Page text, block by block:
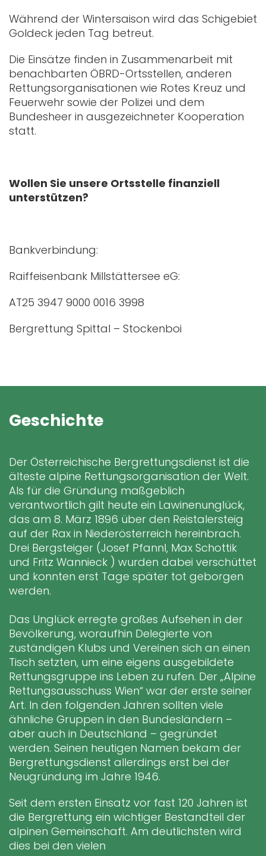
Während der Wintersaison wird das Schigebiet
Goldeck jeden Tag betreut.
Die Einsätze finden in Zusammenarbeit mit
benachbarten ÖBRD-Ortsstellen, anderen
Rettungsorganisationen wie Rotes Kreuz und
Feuerwehr sowie der Polizei und dem
Bundesheer in ausgezeichneter Kooperation
statt.
Wollen Sie unsere Ortsstelle finanziell
unterstützen?
Bankverbindung:
Raiffeisenbank Millstättersee eG:
AT25 3947 9000 0016 3998
Bergrettung Spittal – Stockenboi
Geschichte
Der Österreichische Bergrettungsdienst ist die
älteste alpine Rettungsorganisation der Welt.
Als für die Gründung maßgeblich
verantwortlich gilt heute ein Lawinenunglück,
das am 8. März 1896 über den Reistalersteig
auf der Rax in Niederösterreich hereinbrach.
Drei Bergsteiger (Josef Pfannl, Max Schottik
und Fritz Wannieck ) wurden dabei verschüttet
und konnten erst Tage später tot geborgen
werden.
Das Unglück erregte großes Aufsehen in der
Bevölkerung, woraufhin Delegierte von
zuständigen Klubs und Vereinen sich an einen
Tisch setzten, um eine eigens ausgebildete
Rettungsgruppe ins Leben zu rufen. Der „Alpine
Rettungsausschuss Wien“ war der erste seiner
Art. In den folgenden Jahren sollten viele
ähnliche Gruppen in den Bundesländern –
aber auch in Deutschland – gegründet
werden. Seinen heutigen Namen bekam der
Bergrettungsdienst allerdings erst bei der
Neugründung im Jahre 1946.
Seit dem ersten Einsatz vor fast 120 Jahren ist
die Bergrettung ein wichtiger Bestandteil der
alpinen Gemeinschaft. Am deutlichsten wird
dies bei den vielen